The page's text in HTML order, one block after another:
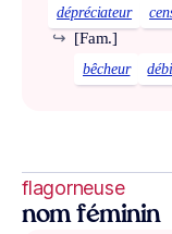
dépréciateur
[Fam.]
↪
bêcheur
flagorneuse
nom féminin